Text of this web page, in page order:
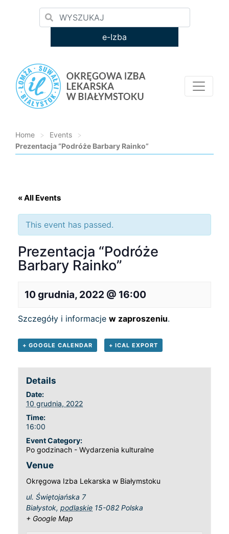
e-Izba
Home > Events
>
Prezentacja “Podróże Barbary Rainko”
« All Events
This event has passed.
Prezentacja “Podróże
Barbary Rainko”
10 grudnia, 2022 @ 16:00
Szczegóły i informacje w zaproszeniu.
+ GOOGLE CALENDAR + ICAL EXPORT
Details
Date:
10 grudnia, 2022
Time:
16:00
Event Category:
Po godzinach - Wydarzenia kulturalne
Venue
Okręgowa Izba Lekarska w Białymstoku
ul. Świętojańska 7
Białystok, podlaskie 15-082 Polska
+ Google Map